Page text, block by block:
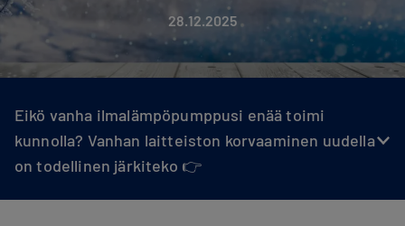
28.12.2025
Eikö vanha ilmalämpöpumppusi enää toimi
kunnolla? Vanhan laitteiston korvaaminen uudella
on todellinen järkiteko 👉